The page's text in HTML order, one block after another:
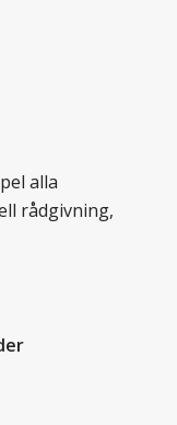
alla
rådgivning,